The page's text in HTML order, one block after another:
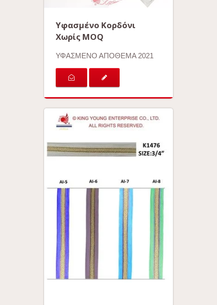
Υφασμένο Κορδόνι
Χωρίς MOQ
ΥΦΑΣΜΕΝΟ ΑΠΟΘΕΜΑ 2021